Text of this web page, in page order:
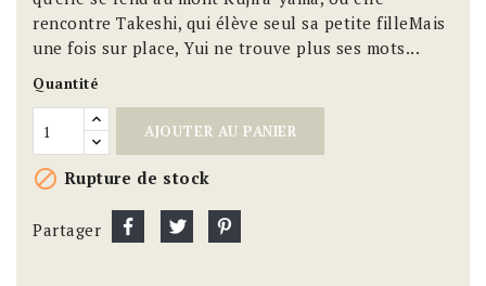
rencontre Takeshi, qui élève seul sa petite filleMais
une fois sur place, Yui ne trouve plus ses mots...
Quantité
AJOUTER AU PANIER
 Rupture de stock
Partager